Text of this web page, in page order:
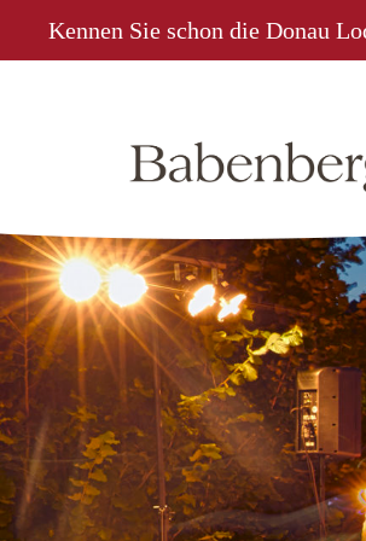
Kennen Sie schon die Donau